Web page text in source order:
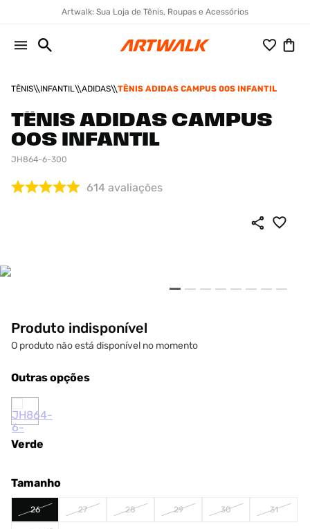
Artwalk: Sua Loja de Tênis, Roupas e Acessórios
TÊNIS INFANTIL ADIDAS TÊNIS ADIDAS CAMPUS 00S INFANTIL
TÊNIS ADIDAS CAMPUS
00S INFANTIL
JH864-6-300
614 avaliações
Produto indisponível
O produto não está disponível no momento
Outras opções
Verde
Tamanho
26 27 28 29 30 31